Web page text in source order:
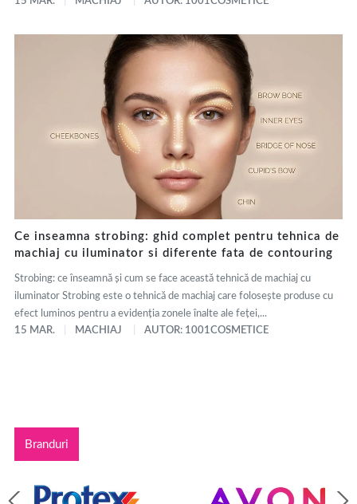
Ce inseamna strobing: ghid complet pentru tehnica de
machiaj cu iluminator si diferente fata de contouring
Strobing: ce înseamnă și cum se face această tehnică de machiaj cu
iluminator Strobing este o tehnică de machiaj care folosește produse cu
efect luminos pentru a evidenția zonele înalte ale feței,...
15 MAR.
MACHIAJ AUTOR: 1001COSMETICE
Branduri